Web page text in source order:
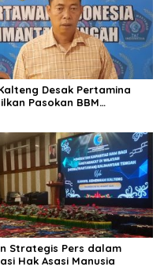
Desak Pertamina
Pasokan BBM
Strategis Pers dalam
Hak Asasi Manusia